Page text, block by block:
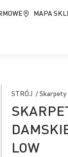
MAPA
LOW
STRÓJ / Skarpety